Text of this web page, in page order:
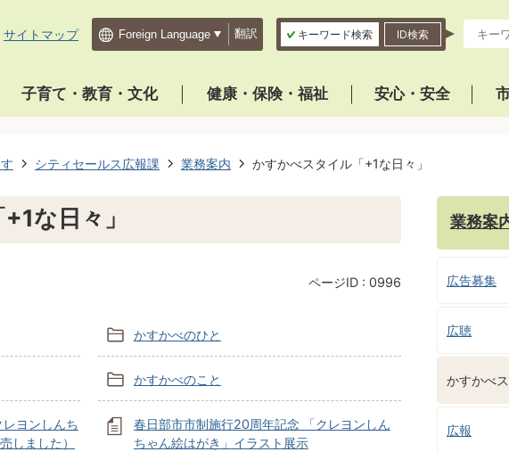
サイトマップ 翻訳 キーワード検索 ID検索
子育て・教育・文化 健康・保険・福祉 安心・安全
シティセールス広報課 業務案内 かすかべスタイル「+1な日々」
な日々」
ページID : 0996
かすかべのひと
かすかべのこと
ヨンしんち
しました）
春日部市市制施行20周年記念 「クレヨンしん
ちゃん絵はがき」イラスト展示
業務案
広告募集
広聴
かすかべ
広報